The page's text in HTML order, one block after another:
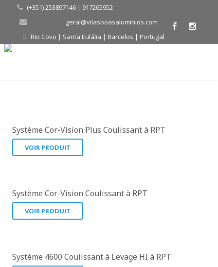
(+351) 253897146 | 917265952
geral@vilasboasaluminios.com
Rio Covo | Santa Eulália | Barcelos | Portugal
Système Cor-Vision Plus Coulissant à RPT
VOIR PRODUIT
Système Cor-Vision Coulissant à RPT
VOIR PRODUIT
Système 4600 Coulissant à Levage HI à RPT